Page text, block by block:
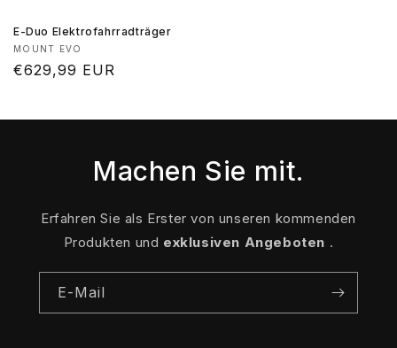
E-Duo Elektrofahrradträger
Anbieter:
MOUNT EVO
Normaler
€629,99 EUR
Machen Sie mit.
Erfahren Sie als Erster von unseren kommenden
Produkten und exklusiven Angeboten .
E-Mail